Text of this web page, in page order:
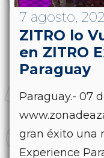
7 agosto,
ZITRO lo
en ZITRO
Paraguay
Paraguay.- 07
gran éxito una
Experience